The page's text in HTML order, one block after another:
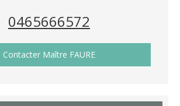
0465666572
Contacter Maître FAURE